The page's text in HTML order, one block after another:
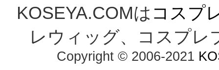
KOSEYA.COMは コスプ
レウィッグ、コスプレ
Copyright © 2006-2021